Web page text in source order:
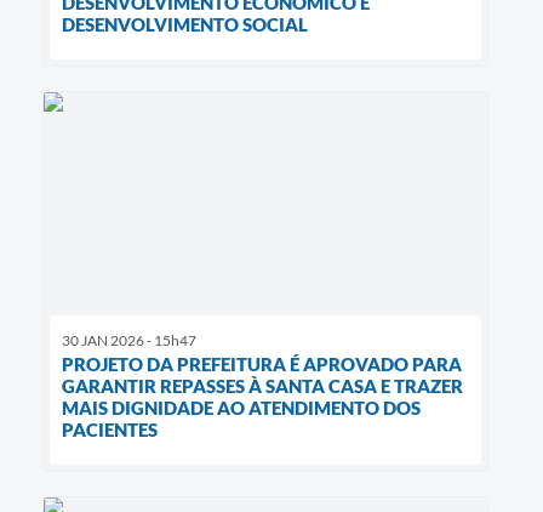
DESENVOLVIMENTO SOCIAL
30 JAN 2026 - 15h47
PROJETO DA PREFEITURA É APROVADO PARA
GARANTIR REPASSES À SANTA CASA E TRAZER
MAIS DIGNIDADE AO ATENDIMENTO DOS
PACIENTES